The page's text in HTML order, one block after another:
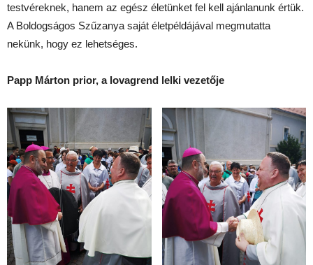
testvéreknek, hanem az egész életünket fel kell ajánlanunk értük.
A Boldogságos Szűzanya saját életpéldájával megmutatta
nekünk, hogy ez lehetséges.
Papp Márton prior, a lovagrend lelki vezetője